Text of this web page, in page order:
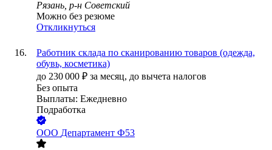
Рязань, р-н Советский
Можно без резюме
Откликнуться
Работник склада по сканированию товаров (одежда,
обувь, косметика)
до 230 000 ₽ за месяц, до вычета налогов
Без опыта
Выплаты: Ежедневно
Подработка
ООО Департамент Ф53